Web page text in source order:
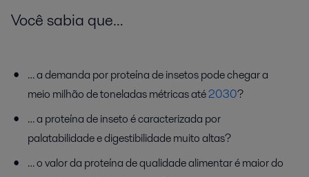
Você sabia que…
… a demanda por proteína de insetos pode chegar a
meio milhão detoneladas métricas até2030?
… a proteína de inseto é caracterizada por
palatabilidade e digestibilidade muito altas?
… o valor da proteína de qualidade alimentar é maior do